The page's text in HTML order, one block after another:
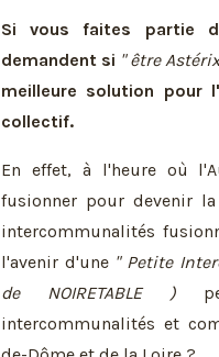
Si vous faites partie
demandent si " être
meilleure solution pour
collectif.
En effet, à l'heure où
fusionner pour devenir
intercommunalités
l'avenir d'une " Petite
de NOIRETABLE )
intercommunalités et